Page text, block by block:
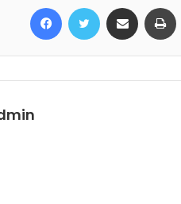
FacebookTwitter Share via Email